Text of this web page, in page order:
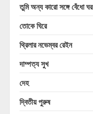
তুমি অন্য কারো সঙ্গে বেঁধো ঘর
তোকে ঘিরে
থ্রিলার নভেম্বর রেইন
দাম্পত্য সুখ
দেহ
দ্বিতীয় পুরুষ